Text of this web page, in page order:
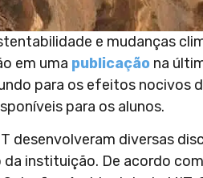
e mudanças
em uma publicação na
para os efeitos nocivos
para os alunos.
desenvolveram diversas
instituição. De acordo